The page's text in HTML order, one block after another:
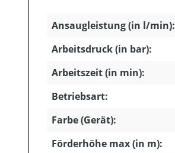
Ansaugleistung (in l/min):
Arbeitsdruck (in bar):
Arbeitszeit (in min):
Betriebsart:
Farbe (Gerät):
Förderhöhe max (in m):